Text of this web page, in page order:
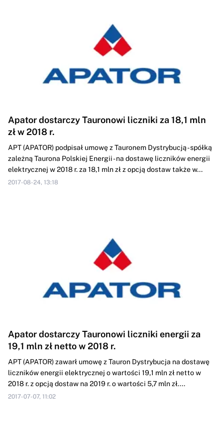
Apator dostarczy Tauronowi liczniki za 18,1 mln
zł w 2018 r.
APT (APATOR) podpisał umowę z Tauronem Dystrybucją - spółką
zależną Taurona Polskiej Energii - na dostawę liczników energii
elektrycznej w 2018 r. za 18,1 mln zł z opcją dostaw także w...
2017-08-24, 13:18
Apator dostarczy Tauronowi liczniki energii za
19,1 mln zł netto w 2018 r.
APT (APATOR) zawarł umowę z Tauron Dystrybucja na dostawę
liczników energii elektrycznej o wartości 19,1 mln zł netto w
2018 r. z opcją dostaw na 2019 r. o wartości 5,7 mln zł....
2017-07-07, 11:02